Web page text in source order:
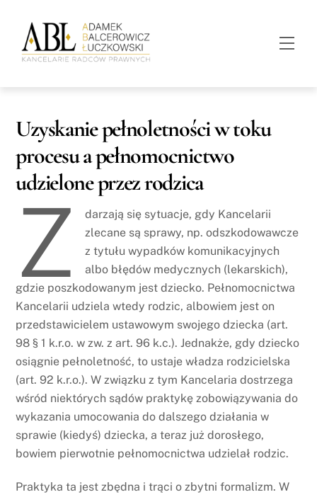
content
Uzyskanie pełnoletności w toku
procesu a pełnomocnictwo
udzielone przez rodzica
Z
darzają się sytuacje, gdy Kancelarii
zlecane są sprawy, np. odszkodowawcze
z tytułu wypadków komunikacyjnych
albo błędów medycznych (lekarskich),
gdzie poszkodowanym jest dziecko. Pełnomocnictwa
Kancelarii udziela wtedy rodzic, albowiem jest on
przedstawicielem ustawowym swojego dziecka (art.
98 § 1 k.r.o. w zw. z art. 96 k.c.). Jednakże, gdy dziecko
osiągnie pełnoletność, to ustaje władza rodzicielska
(art. 92 k.r.o.). W związku z tym Kancelaria dostrzega
wśród niektórych sądów praktykę zobowiązywania do
wykazania umocowania do dalszego działania w
sprawie (kiedyś) dziecka, a teraz już dorosłego,
bowiem pierwotnie pełnomocnictwa udzielał rodzic.
Praktyka ta jest zbędna i trąci o zbytni formalizm. W